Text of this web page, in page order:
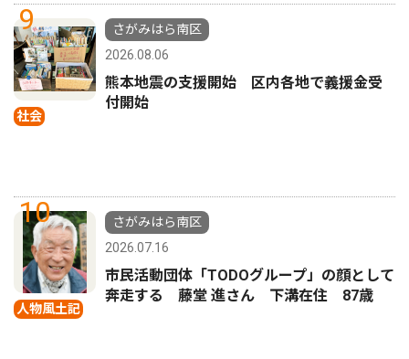
9
社会
さがみはら南区
2026.08.06
熊本地震の支援開始 区内各地で義援金受
付開始
10
人物風土記
さがみはら南区
2026.07.16
市民活動団体「TODOグループ」の顔として
奔走する 藤堂 進さん 下溝在住 87歳